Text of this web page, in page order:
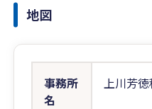
地図
事務所
名
上川芳